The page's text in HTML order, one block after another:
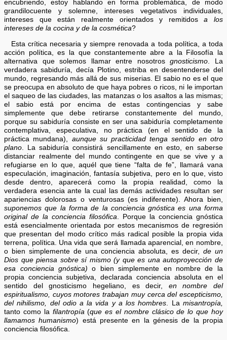
encubriendo, estoy hablando en forma problemática, de modo
grandilocuente y solemne, intereses vegetativos individuales,
intereses que están realmente orientados y remitidosa los
intereses de la cocina y de la cosmética?
Esta crítica necesaria y siempre renovada a toda política, a toda
acción política, es la que constantemente abre a la Filosofía la
alternativa que solemos llamar entre nosotrosgnosticismo . La
verdadera sabiduría, decía Plotino, estriba en desentenderse del
mundo, regresando más allá de sus miserias. El sabio no es el que
se preocupa en absoluto de que haya pobres o ricos, ni le importan
el saqueo de las ciudades, las matanzas o los asaltos a las mismas;
el sabio está por encima de estas contingencias y sabe
simplemente que debe retirarse constantemente del mundo,
porque su sabiduría consiste en ser una sabiduría completamente
contemplativa, especulativa, no práctica (en el sentido de la
práctica mundana), aunque su practicidad tenga sentido en otro
plano . La sabiduría consistirá sencillamente en esto, en saberse
distanciar realmente del mundo contingente en que se vive y a
refugiarse en lo que, aquél que tiene “falta de fe”, llamará vana
especulación, imaginación, fantasía subjetiva, pero en lo que, visto
desde dentro, aparecerá como la propia realidad, como la
verdadera esencia ante la cual las demás actividades resultan ser
apariencias dolorosas o venturosas (es indiferente). Ahora bien,
suponemos que la forma de la conciencia gnóstica es una forma
original de la conciencia filosófica . Porque la conciencia gnóstica
está esencialmente orientada por estos mecanismos de regresión
que presentan del modo crítico más radical posible la propia vida
terrena, política. Una vida que será llamada aparencial, en nombre,
o bien simplemente de una conciencia absoluta, es decir, de un
Dios que piensa sobre sí mismo (y que es una autoproyección de
esa conciencia gnóstica) o bien simplemente en nombre de la
propia conciencia subjetiva, declarada conciencia absoluta en el
sentido del gnosticismo hegeliano, es decir, en nombre del
espiritualismo, cuyos motores trabajan muy cerca del escepticismo,
del nihilismo, del odio a la vida y a los hombres . La misantropía,
tanto como la filantropía (que es el nombre clásico de lo que hoy
llamamos humanismo) está presente en la génesis de la propia
conciencia filosófica.